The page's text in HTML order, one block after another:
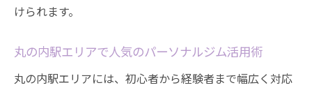
けられます。
丸の内駅エリアで人気のパーソナルジム活用術
丸の内駅エリアには、初心者から経験者まで幅広く対応